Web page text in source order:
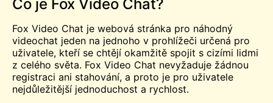
Co je Fox Video Chat?
Fox Video Chat je webová stránka pro náhodný
videochat jeden na jednoho v prohlížeči určená pro
uživatele, kteří se chtějí okamžitě spojit s cizími lidmi
z celého světa. Fox Video Chat nevyžaduje žádnou
registraci ani stahování, a proto je pro uživatele
nejdůležitější jednoduchost a rychlost.